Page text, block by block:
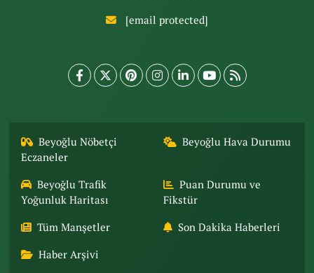
[email protected]
Beyoğlu Nöbetçi
Eczaneler
Beyoğlu Hava Durumu
Beyoğlu Trafik
Yoğunluk Haritası
Puan Durumu ve
Fikstür
Tüm Manşetler Son Dakika Haberleri
Haber Arşivi